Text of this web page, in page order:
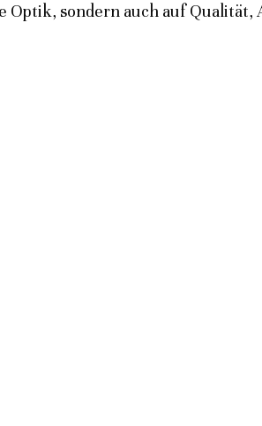
sondern auch auf